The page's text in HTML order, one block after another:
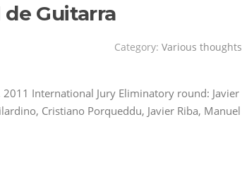
Guitarra
Category: Various thoughts
International Jury Eliminatory round: Javier
Cristiano Porqueddu, Javier Riba, Manuel